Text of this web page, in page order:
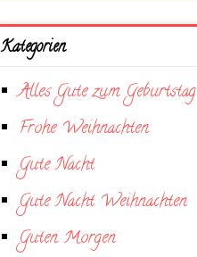
Kategorien
Alles Gute zum Geburtstag
Frohe Weihnachten
Gute Nacht
Gute Nacht Weihnachten
Guten Morgen